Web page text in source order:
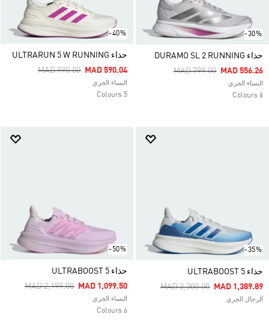
-30%
حذاء DURAMO SL 2 RUNNING
Price Reduced From
MAD 799.00ToMAD 556.26
النساء الجري
6 Colours
-40%
حذاء ULTRARUN 5 W RUNNING
Price Reduced From
MAD 990.00ToMAD 590.04
النساء الجري
5 Colours
-35%
حذاء ULTRABOOST 5
Price Reduced From
MAD 2,300.00ToMAD 1,389.89
الرجال الجري
-50%
حذاء ULTRABOOST 5
Price Reduced From
MAD 2,199.00ToMAD 1,099.50
النساء الجري
6 Colours